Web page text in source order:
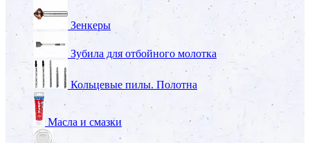
Зенкеры
Зубила для отбойного молотка
Кольцевые пилы. Полотна
Масла и смазки